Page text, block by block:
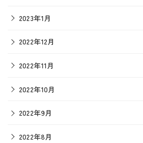
2023年1月
2022年12月
2022年11月
2022年10月
2022年9月
2022年8月